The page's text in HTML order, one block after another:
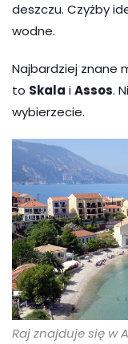
deszczu. Czyżby
wodne.
Najbardziej znane
to Skala iAssos.
wybierzecie.
Raj znajduje się w